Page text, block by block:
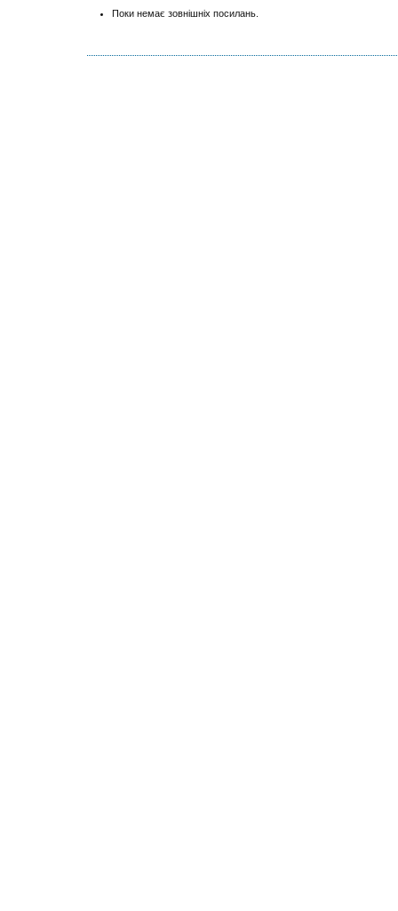
Поки немає зовнішніх посилань.